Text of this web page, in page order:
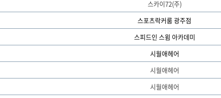
스카이72(주)
스포츠락커룸 광주점
스피드인 스윔 아카데미
시월애헤어
시월애헤어
시월애헤어